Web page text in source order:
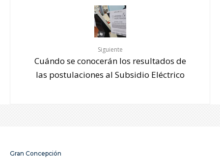
Siguiente
Cuándo se conocerán los resultados de
las postulaciones al Subsidio Eléctrico
Gran Concepción